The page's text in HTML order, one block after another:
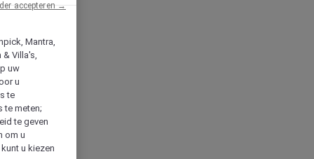
Mantra,
& Villa's,
uw
u
te
te meten;
te geven
om u
u kiezen
accepteren →